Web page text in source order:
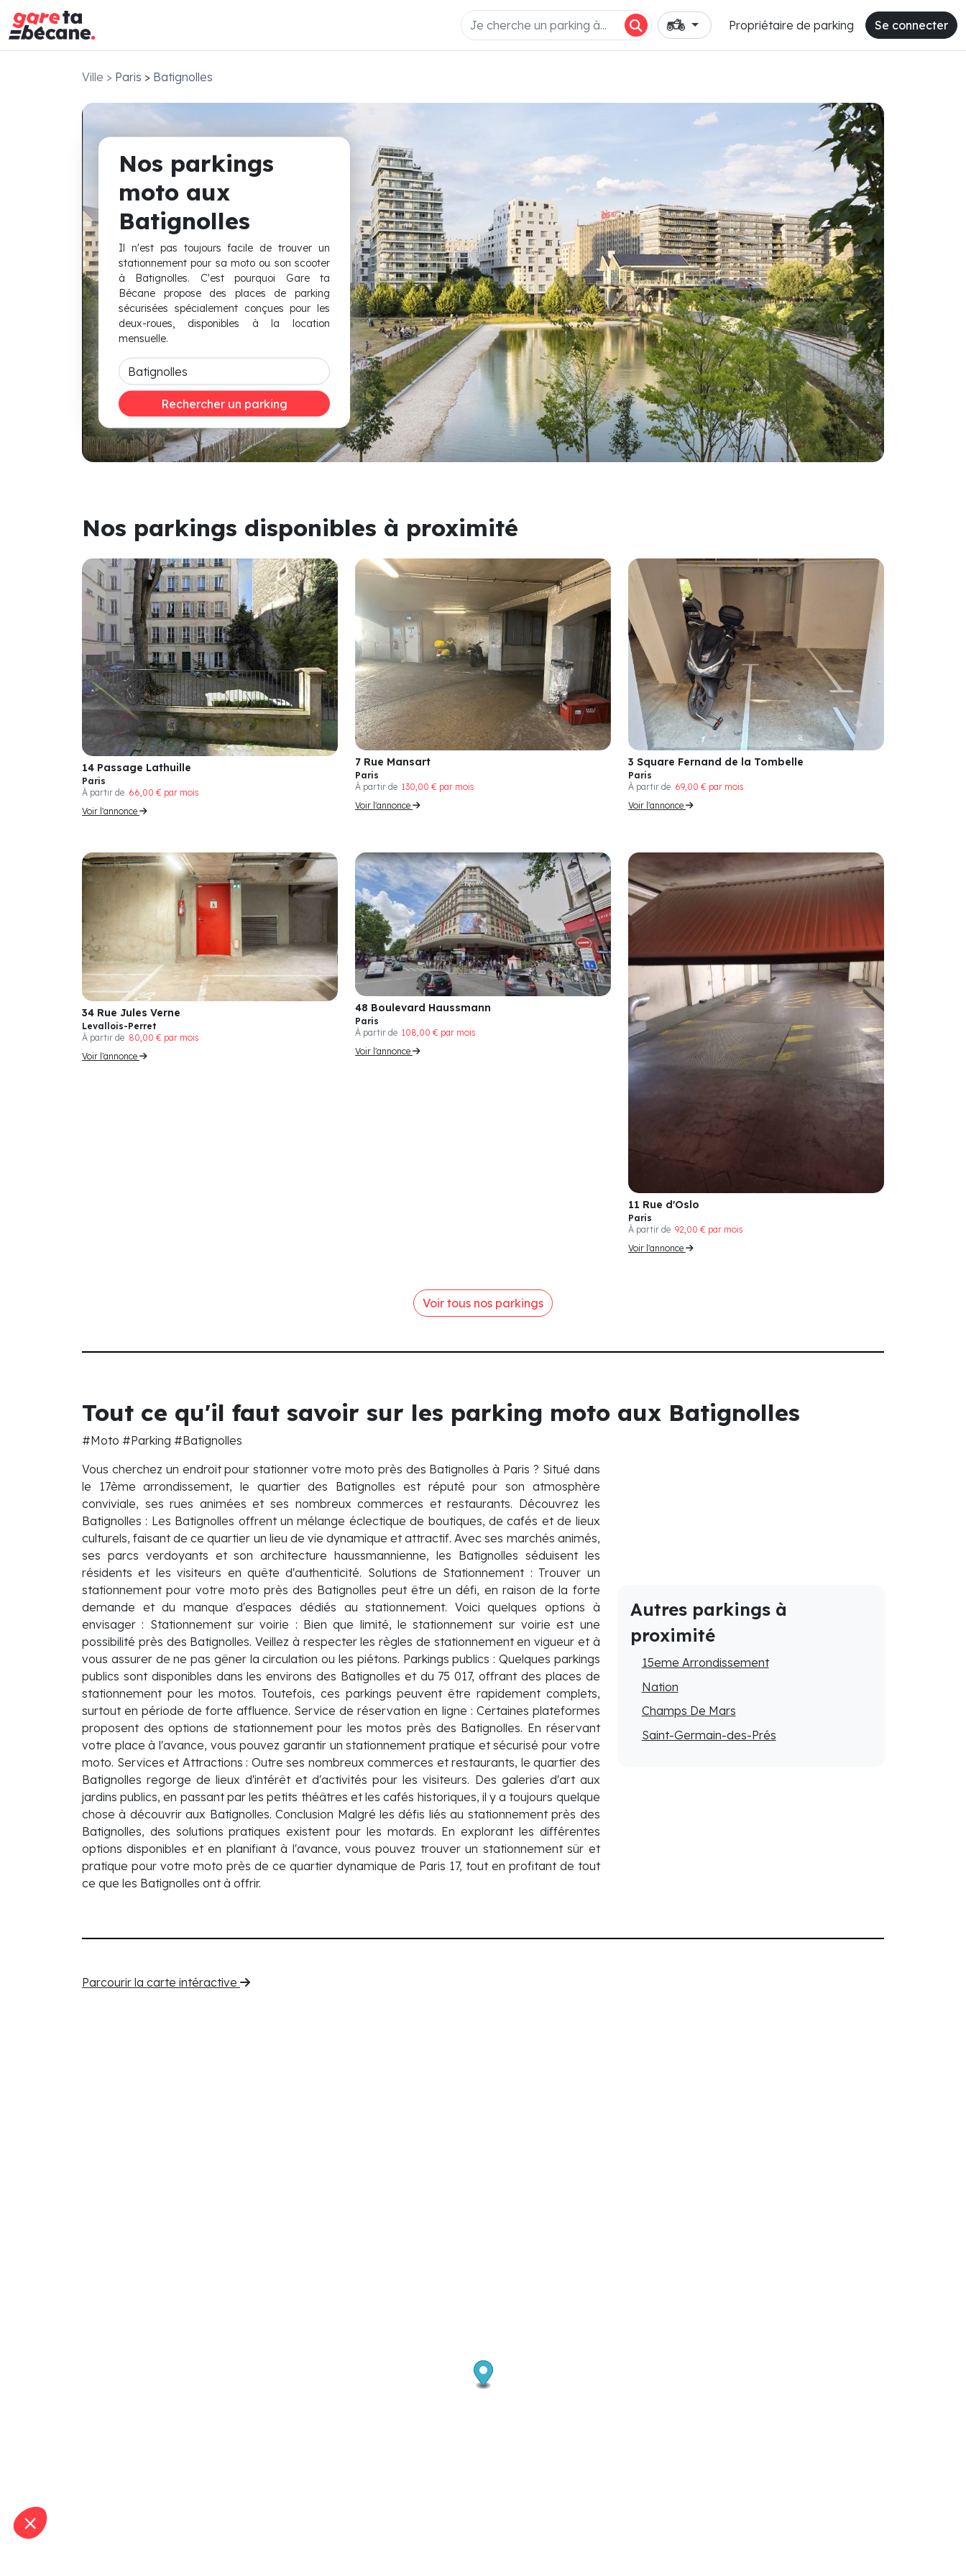
Propriétaire de parking Se connecter
Ville > Paris > Batignolles
Nos parkings
moto aux
Batignolles
Il n'est pas toujours facile de trouver un
stationnement pour sa moto ou son scooter
à Batignolles. C'est pourquoi Gare ta
Bécane propose des places de parking
sécurisées spécialement conçues pour les
deux-roues, disponibles à la location
mensuelle.
Rechercher un parking
Nos parkings disponibles à proximité
14 Passage Lathuille
Paris
À partir de 66,00 € par mois
Voir l'annonce
7 Rue Mansart
Paris
À partir de 130,00 € par mois
Voir l'annonce
3 Square Fernand de la Tombelle
Paris
À partir de 69,00 € par mois
Voir l'annonce
34 Rue Jules Verne
Levallois-Perret
À partir de 80,00 € par mois
Voir l'annonce
48 Boulevard Haussmann
Paris
À partir de 108,00 € par mois
Voir l'annonce
11 Rue d'Oslo
Paris
À partir de 92,00 € par mois
Voir l'annonce
Voir tous nos parkings
Tout ce qu'il faut savoir sur les parking moto aux Batignolles
#Moto #Parking #Batignolles
Vous cherchez un endroit pour stationner votre moto près des Batignolles à Paris ? Situé dans
le 17ème arrondissement, le quartier des Batignolles est réputé pour son atmosphère
conviviale, ses rues animées et ses nombreux commerces et restaurants. Découvrez les
Batignolles : Les Batignolles offrent un mélange éclectique de boutiques, de cafés et de lieux
culturels, faisant de ce quartier un lieu de vie dynamique et attractif. Avec ses marchés animés,
ses parcs verdoyants et son architecture haussmannienne, les Batignolles séduisent les
résidents et les visiteurs en quête d'authenticité. Solutions de Stationnement : Trouver un
stationnement pour votre moto près des Batignolles peut être un défi, en raison de la forte
demande et du manque d'espaces dédiés au stationnement. Voici quelques options à
envisager : Stationnement sur voirie : Bien que limité, le stationnement sur voirie est une
possibilité près des Batignolles. Veillez à respecter les règles de stationnement en vigueur et à
vous assurer de ne pas gêner la circulation ou les piétons. Parkings publics : Quelques parkings
publics sont disponibles dans les environs des Batignolles et du 75 017, offrant des places de
stationnement pour les motos. Toutefois, ces parkings peuvent être rapidement complets,
surtout en période de forte affluence. Service de réservation en ligne : Certaines plateformes
proposent des options de stationnement pour les motos près des Batignolles. En réservant
votre place à l'avance, vous pouvez garantir un stationnement pratique et sécurisé pour votre
moto. Services et Attractions : Outre ses nombreux commerces et restaurants, le quartier des
Batignolles regorge de lieux d'intérêt et d'activités pour les visiteurs. Des galeries d'art aux
jardins publics, en passant par les petits théâtres et les cafés historiques, il y a toujours quelque
chose à découvrir aux Batignolles. Conclusion Malgré les défis liés au stationnement près des
Batignolles, des solutions pratiques existent pour les motards. En explorant les différentes
options disponibles et en planifiant à l'avance, vous pouvez trouver un stationnement sûr et
pratique pour votre moto près de ce quartier dynamique de Paris 17, tout en profitant de tout
ce que les Batignolles ont à offrir.
Autres parkings à
proximité
15eme Arrondissement
Nation
Champs De Mars
Saint-Germain-des-Prés
Parcourir la carte intéractive